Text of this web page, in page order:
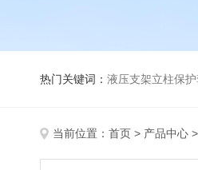
热门关键词： 液压支架立柱保
当前位置： 首页 > 产品中心 >